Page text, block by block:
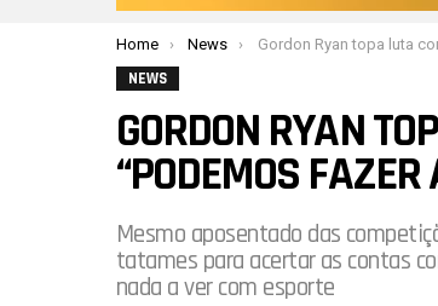
Você está aqui:
Home News Gordon Ryan topa luta contra Kron Gracie:
NEWS
GORDON RYAN
“PODEMOS
Mesmo aposentado das
tatames para acertar as contas
nada a ver com esporte